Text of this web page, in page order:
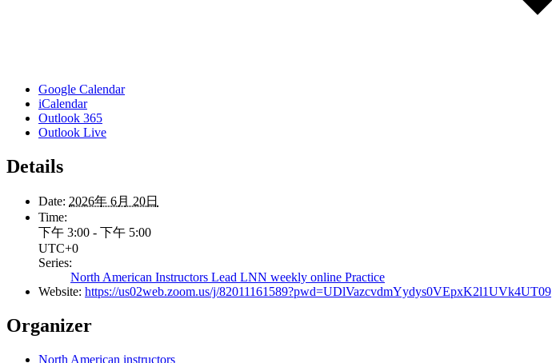
Google Calendar
iCalendar
Outlook 365
Outlook Live
Details
Date: 2026年 6月 20日
Time:
下午 3:00 - 下午 5:00
UTC+0
Series:
North American Instructors Lead LNN weekly online Practice
Website: https://us02web.zoom.us/j/82011161589?pwd=UDlVazcvdmYydys0VEpxK2l1UVk4UT09
Organizer
North American instructors